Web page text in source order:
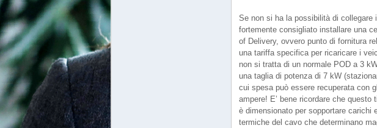
Se non si ha la possibilità di collegare
fortemente consigliato installare una
of Delivery, ovvero punto di fornitura
una tariffa specifica per ricaricare i
non si tratta di un normale POD a 3
una taglia di potenza di 7 kW
cui spesa può essere recuperata con
ampere! E’ bene ricordare che
è dimensionato per sopportare carichi
termiche del cavo che determinano